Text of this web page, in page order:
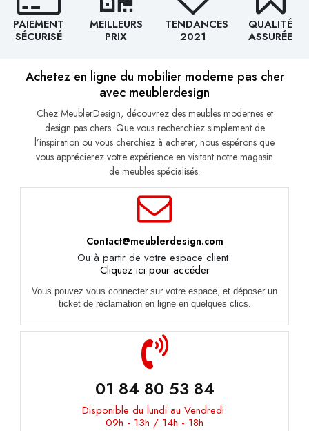
PAIEMENT
SÉCURISÉ
MEILLEURS
PRIX
TENDANCES
2021
QUALITÉ
ASSURÉE
Achetez en ligne du mobilier moderne pas cher
avec meublerdesign
Chez MeublerDesign, découvrez des meubles modernes et
design pas chers. Que vous recherchiez simplement de
l’inspiration ou vous cherchiez à acheter, nous espérons que
vous apprécierez votre expérience en visitant notre magasin
de meubles spécialisés.
Contact@meublerdesign.com
Ou à partir de votre espace client
Cliquez ici pour accéder
Vous pouvez vous connecter sur votre espace, et déposer un
ticket de réclamation en ligne en quelques clics.
01 84 80 53 84
Disponible du lundi au Vendredi:
09h - 13h / 14h - 18h